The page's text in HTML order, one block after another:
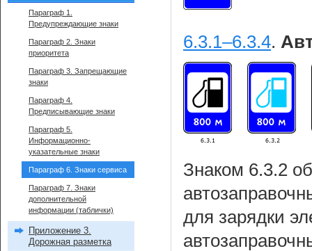
6.3.1–6.3.4.
Знаком 6.3.2
для зарядки
Параграф 1.
Предупреждающие знаки
Параграф 2. Знаки
приоритета
Параграф 3. Запрещающие
знаки
Параграф 4.
Предписывающие знаки
Параграф 5.
Информационно-
указательные знаки
Параграф 6. Знаки сервиса
Параграф 7. Знаки
дополнительной
информации (таблички)
Приложение 3.
Дорожная разметка